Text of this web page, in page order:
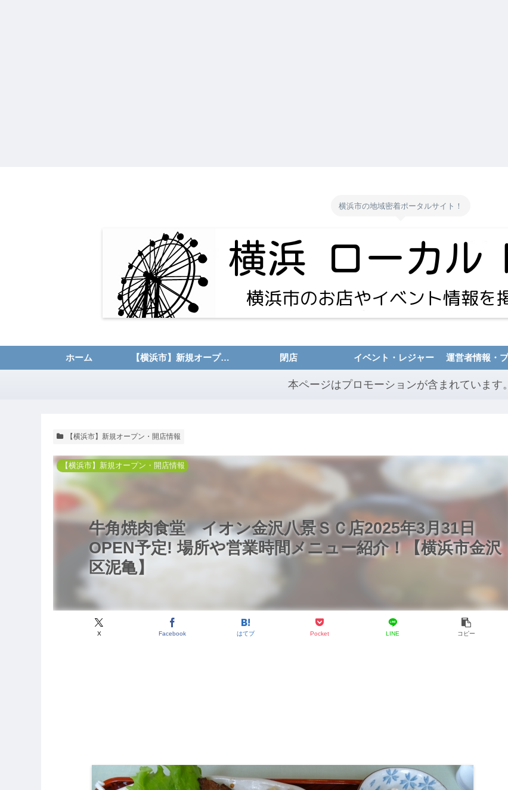
横浜市の地域密着ポータルサイト！
ホーム 【横浜市】新規オープン・開店情報 閉店 イベント・レジャー
本ページはプロモーションが含まれています。
【横浜市】新規オープン・開店情報
牛角焼肉食堂 イオン金沢八景ＳＣ店2025年3月31日
OPEN予定! 場所や営業時間メニュー紹介！【横浜市金沢
区泥亀】
【横浜市】新規オープン・開店情報
X Facebook はてブ Pocket LINE コピー